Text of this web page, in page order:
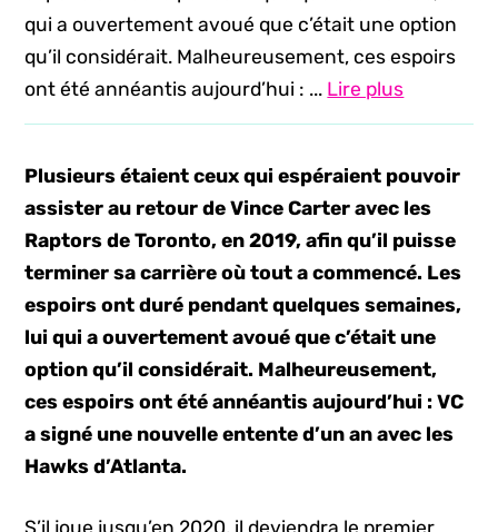
qui a ouvertement avoué que c’était une option
qu’il considérait. Malheureusement, ces espoirs
ont été annéantis aujourd’hui : ... Lire plus
Plusieurs étaient ceux qui espéraient pouvoir
assister au retour de Vince Carter avec les
Raptors de Toronto, en 2019, afin qu’il puisse
terminer sa carrière où tout a commencé. Les
espoirs ont duré pendant quelques semaines,
lui qui a ouvertement avoué que c’était une
option qu’il considérait. Malheureusement,
ces espoirs ont été annéantis aujourd’hui : VC
a signé une nouvelle entente d’un an avec les
Hawks d’Atlanta.